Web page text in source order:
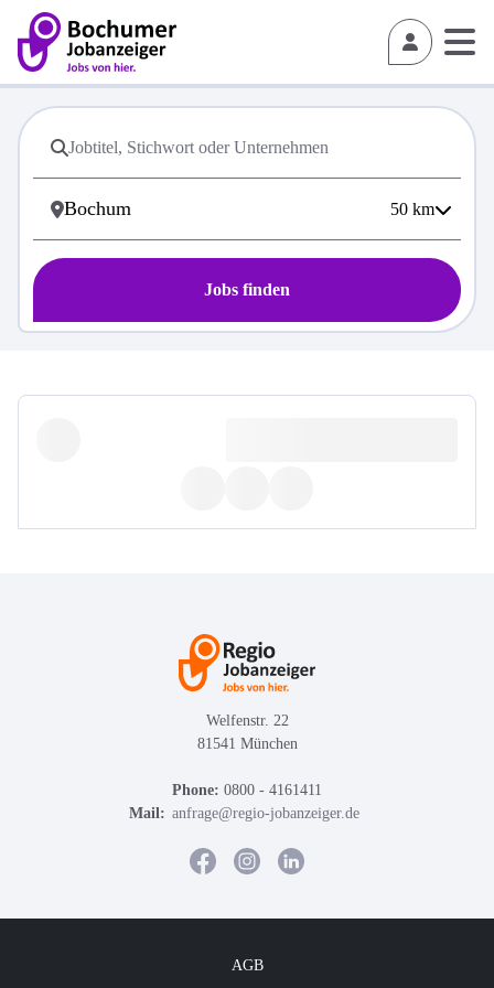
50 km
Jobs finden
Welfenstr. 22
81541 München
Phone: 0800 - 4161411
Mail: anfrage@regio-jobanzeiger.de
AGB